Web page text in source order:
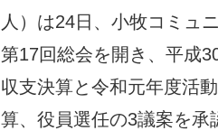
人）は24日、小牧コミュ
第17回総会を開き、平成
収支決算と令和元年度活
算、役員選任の3議案を